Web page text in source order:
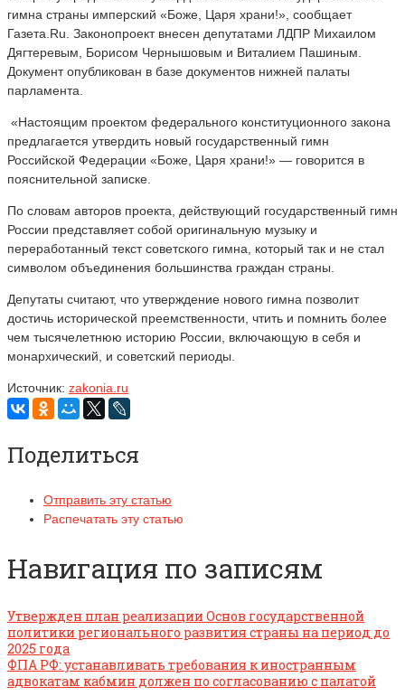
гимна страны имперский «Боже, Царя храни!», cообщает
Газета.Ru. Законопроект внесен депутатами ЛДПР Михаилом
Дягтеревым, Борисом Чернышовым и Виталием Пашиным.
Документ опубликован в базе документов нижней палаты
парламента.
«Настоящим проектом федерального конституционного закона
предлагается утвердить новый государственный гимн
Российской Федерации «Боже, Царя храни!» — говорится в
пояснительной записке.
По словам авторов проекта, действующий государственный гимн
России представляет собой оригинальную музыку и
переработанный текст советского гимна, который так и не стал
символом объединения большинства граждан страны.
Депутаты считают, что утверждение нового гимна позволит
достичь исторической преемственности, чтить и помнить более
чем тысячелетнюю историю России, включающую в себя и
монархический, и советский периоды.
Источник: zakonia.ru
Поделиться
Отправить эту статью
Распечатать эту статью
Навигация по записям
Утвержден план реализации Основ государственной
политики регионального развития страны на период до
2025 года
ФПА РФ: устанавливать требования к иностранным
адвокатам кабмин должен по согласованию с палатой